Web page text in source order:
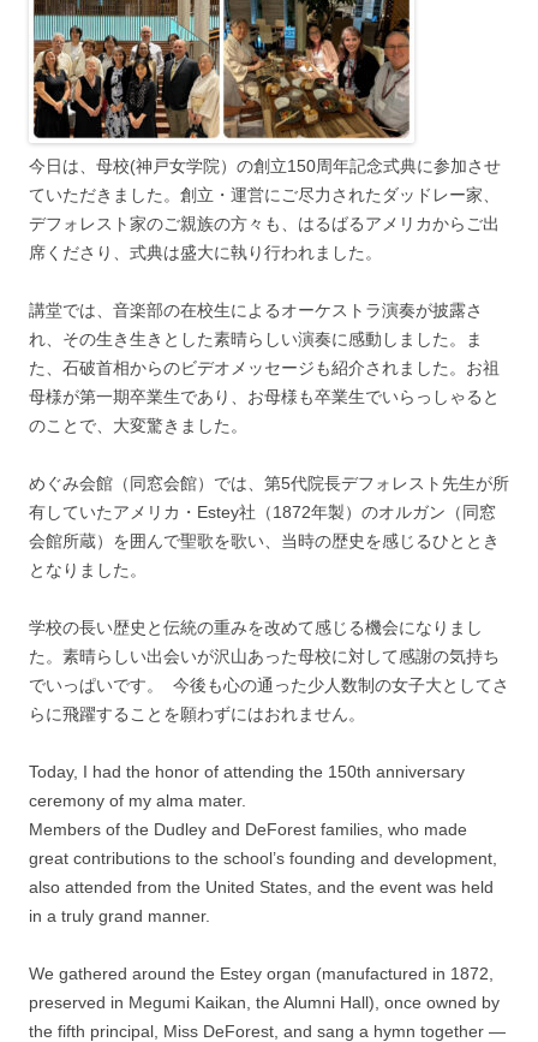
今日は、母校(神戸女学院）の創立150周年記念式典に参加させ
ていただきました。創立・運営にご尽力されたダッドレー家、
デフォレスト家のご親族の方々も、はるばるアメリカからご出
席くださり、式典は盛大に執り行われました。
講堂では、音楽部の在校生によるオーケストラ演奏が披露さ
れ、その生き生きとした素晴らしい演奏に感動しました。ま
た、石破首相からのビデオメッセージも紹介されました。お祖
母様が第一期卒業生であり、お母様も卒業生でいらっしゃると
のことで、大変驚きました。
めぐみ会館（同窓会館）では、第5代院長デフォレスト先生が所
有していたアメリカ・Estey社（1872年製）のオルガン（同窓
会館所蔵）を囲んで聖歌を歌い、当時の歴史を感じるひととき
となりました。
学校の長い歴史と伝統の重みを改めて感じる機会になりまし
た。素晴らしい出会いが沢山あった母校に対して感謝の気持ち
でいっぱいです。 今後も心の通った少人数制の女子大としてさ
らに飛躍することを願わずにはおれません。
Today, I had the honor of attending the 150th anniversary
ceremony of my alma mater.
Members of the Dudley and DeForest families, who made
great contributions to the school’s founding and development,
also attended from the United States, and the event was held
in a truly grand manner.
We gathered around the Estey organ (manufactured in 1872,
preserved in Megumi Kaikan, the Alumni Hall), once owned by
the fifth principal, Miss DeForest, and sang a hymn together —